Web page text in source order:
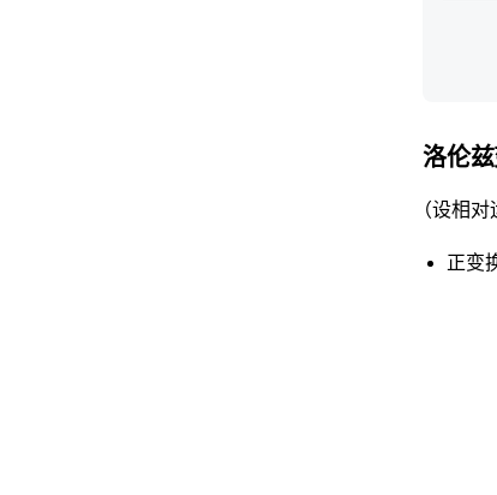
洛伦
（设相
正变